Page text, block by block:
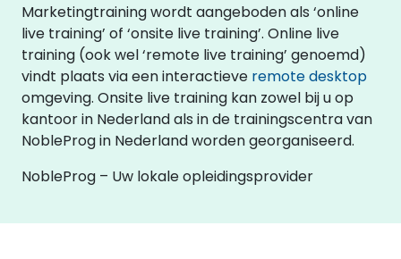
Marketingtraining wordt aangeboden als ‘online
live training’ of ‘onsite live training’. Online live
training (ook wel ‘remote live training’ genoemd)
vindt plaats via een interactieve remote desktop
omgeving. Onsite live training kan zowel bij u op
kantoor in Nederland als in de trainingscentra van
NobleProg in Nederland worden georganiseerd.
NobleProg – Uw lokale opleidingsprovider